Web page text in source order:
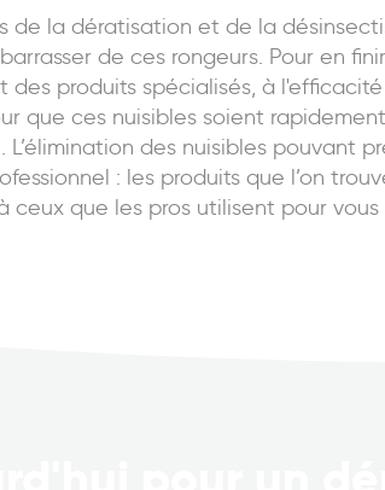
de la dératisation et de la
de ces rongeurs. Pour en
des produits spécialisés, à
que ces nuisibles soient
des nuisibles pouvant
: les produits que l’on
ceux que les pros utilisent pour vous